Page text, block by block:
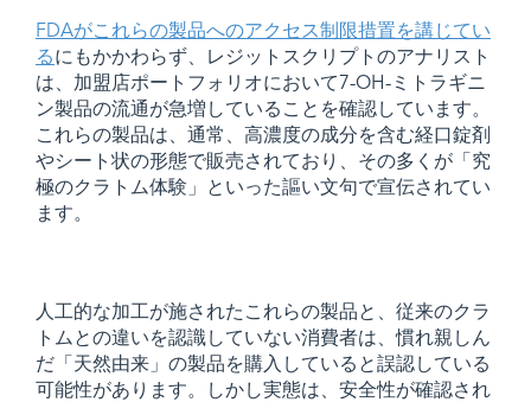
FDAがこれらの製品へのアクセス制限措置を講じてい
るにもかかわらず、レジットスクリプトのアナリスト
は、加盟店ポートフォリオにおいて7-OH-ミトラギニ
ン製品の流通が急増していることを確認しています。
これらの製品は、通常、高濃度の成分を含む経口錠剤
やシート状の形態で販売されており、その多くが「究
極のクラトム体験」といった謳い文句で宣伝されてい
ます。
人工的な加工が施されたこれらの製品と、従来のクラ
トムとの違いを認識していない消費者は、慣れ親しん
だ「天然由来」の製品を購入していると誤認している
可能性があります。しかし実態は、安全性が確認され